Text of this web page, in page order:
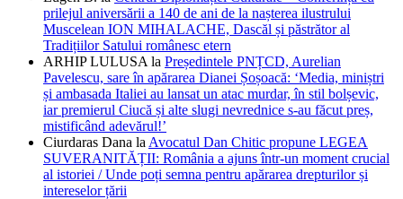
prilejul aniversării a 140 de ani de la nașterea ilustrului
Muscelean ION MIHALACHE, Dascăl și păstrător al
Tradițiilor Satului românesc etern
ARHIP LULUSA la Președintele PNȚCD, Aurelian
Pavelescu, sare în apărarea Dianei Șoșoacă: ‘Media, miniștri
și ambasada Italiei au lansat un atac murdar, în stil bolșevic,
iar premierul Ciucă și alte slugi nevrednice s-au făcut preș,
mistificând adevărul!’
Ciurdaras Dana la Avocatul Dan Chitic propune LEGEA
SUVERANITĂȚII: România a ajuns într-un moment crucial
al istoriei / Unde poți semna pentru apărarea drepturilor și
intereselor țării